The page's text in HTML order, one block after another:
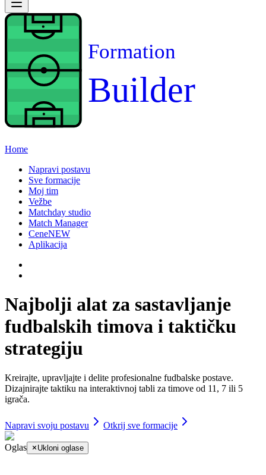
Formation
Builder
Home
Napravi postavu
Sve formacije
Moj tim
Vežbe
Matchday studio
Match Manager
CeneNEW
Aplikacija
Najbolji alat za sastavljanje
fudbalskih timova i taktičku
strategiju
Kreirajte, upravljajte i delite profesionalne fudbalske postave.
Dizajnirajte taktiku na interaktivnoj tabli za timove od 11, 7 ili 5
igrača.
Napravi svoju postavu Otkrij sve formacije
Oglas Ukloni oglase